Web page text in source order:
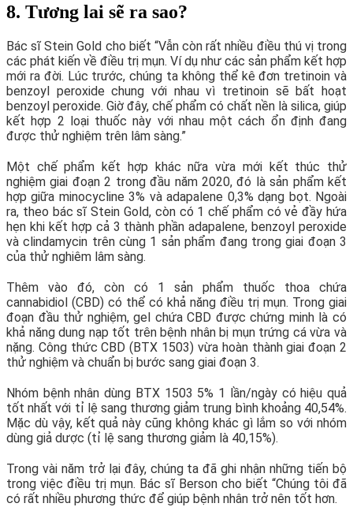
8. Tương lai sẽ ra sao?
Bác sĩ Stein Gold cho biết “Vẫn còn rất nhiều điều thú vị trong
các phát kiến về điều trị mụn. Ví dụ như các sản phẩm kết hợp
mới ra đời. Lúc trước, chúng ta không thể kê đơn tretinoin và
benzoyl peroxide chung với nhau vì tretinoin sẽ bất hoạt
benzoyl peroxide. Giờ đây, chế phẩm có chất nền là silica, giúp
kết hợp 2 loại thuốc này với nhau một cách ổn định đang
được thử nghiệm trên lâm sàng.”
Một chế phẩm kết hợp khác nữa vừa mới kết thúc thử
nghiệm giai đoạn 2 trong đầu năm 2020, đó là sản phẩm kết
hợp giữa minocycline 3% và adapalene 0,3% dạng bọt. Ngoài
ra, theo bác sĩ Stein Gold, còn có 1 chế phẩm có vẻ đầy hứa
hẹn khi kết hợp cả 3 thành phần adapalene, benzoyl peroxide
và clindamycin trên cùng 1 sản phẩm đang trong giai đoạn 3
của thử nghiêm lâm sàng.
Thêm vào đó, còn có 1 sản phẩm thuốc thoa chứa
cannabidiol (CBD) có thể có khả năng điều trị mụn. Trong giai
đoạn đầu thử nghiệm, gel chứa CBD được chứng minh là có
khả năng dung nạp tốt trên bệnh nhân bị mụn trứng cá vừa và
nặng. Công thức CBD (BTX 1503) vừa hoàn thành giai đoạn 2
thử nghiệm và chuẩn bị bước sang giai đoạn 3.
Nhóm bệnh nhân dùng BTX 1503 5% 1 lần/ngày có hiệu quả
tốt nhất với tỉ lệ sang thương giảm trung bình khoảng 40,54%.
Mặc dù vậy, kết quả này cũng không khác gì lắm so với nhóm
dùng giả dược (tỉ lệ sang thương giảm là 40,15%).
Trong vài năm trở lại đây, chúng ta đã ghi nhận những tiến bộ
trong việc điều trị mụn. Bác sĩ Berson cho biết “Chúng tôi đã
có rất nhiều phương thức để giúp bệnh nhân trở nên tốt hơn.